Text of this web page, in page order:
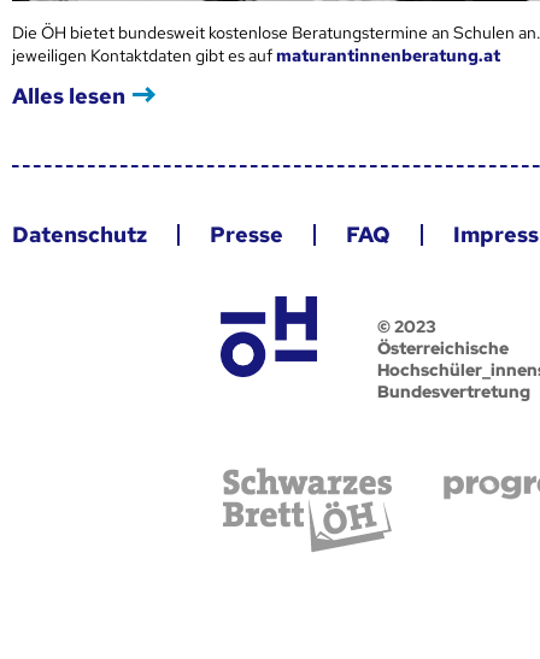
Die ÖH bietet bundesweit kostenlose Beratungstermine an Schulen
jeweiligen Kontaktdaten gibt es aufmaturantinnenberatung.at
Alles lesen
Datenschutz Presse FAQ
© 2023
Österreichische
Bundesvertretung